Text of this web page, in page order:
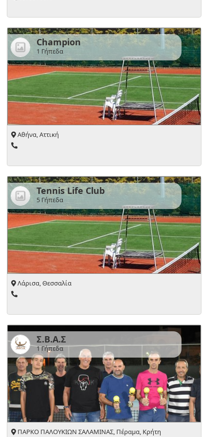
Champion
1 Γήπεδα
Αθήνα, Αττική
Tennis Life Club
5 Γήπεδα
Λάρισα, Θεσσαλία
Σ.Β.Α.Σ
1 Γήπεδα
ΠΑΡΚΟ ΠΑΛΟΥΚΙΩΝ ΣΑΛΑΜΙΝΑΣ, Πέραμα, Κρήτη